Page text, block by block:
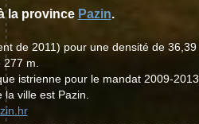
la province Pazin.
de 2011) pour une densité de 36,39
m.
istrienne pour le mandat 2009-2013.
ville est Pazin.